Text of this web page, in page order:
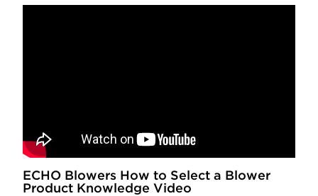
ECHO Blowers How to Select a Blower
Product Knowledge Video